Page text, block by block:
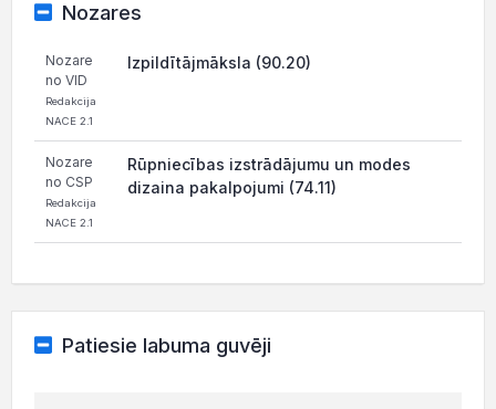
Nozares
Nozare
no VID
Redakcija
NACE 2.1
Izpildītājmāksla (90.20)
Nozare
no CSP
Redakcija
NACE 2.1
Rūpniecības izstrādājumu un modes
dizaina pakalpojumi (74.11)
Patiesie labuma guvēji